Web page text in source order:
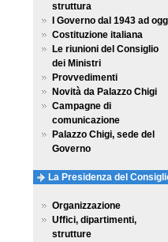
struttura
I Governo dal 1943 ad
Costituzione italiana
Le riunioni del Consiglio
dei Ministri
Provvedimenti
Novità da Palazzo Chigi
Campagne di
comunicazione
Palazzo Chigi, sede del
Governo
La Presidenza del
Organizzazione
Uffici, dipartimenti,
strutture